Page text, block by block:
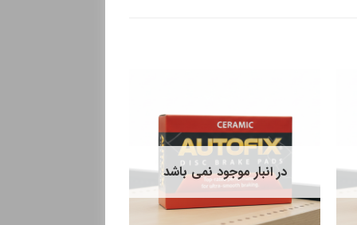
در انبار موجود نمی باشد